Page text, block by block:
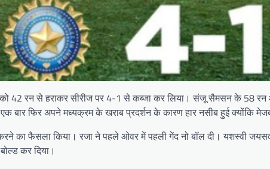
को 42 रन से हराकर सीरीज पर 4-1 से कब्जा कर लिया। संजू सैमसन के 58
बार फिर अपने मध्यक्रम के खराब प्रदर्शन के कारण हार नसीब हुई क्योंकि
करने का फैसला किया। रजा ने पहले ओवर में पहली गेंद नो बॉल दी। यशस्वी
कर दिया।